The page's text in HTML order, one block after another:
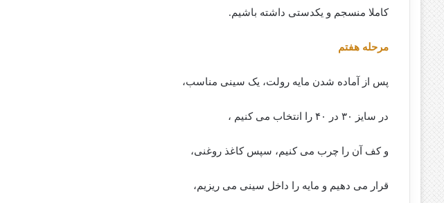
کاملا منسجم و یکدستی داشته باشیم.
مرحله هفتم
پس از آماده شدن مایه رولت، یک سینی مناسب،
در سایز ۳۰ در ۴۰ را انتخاب می کنیم ،
و کف آن را چرب می کنیم، سپس کاغذ روغنی،
قرار می دهیم و مایه را داخل سینی می ریزیم،